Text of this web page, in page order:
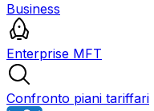
Business
Enterprise MFT
Confronto piani tariffari